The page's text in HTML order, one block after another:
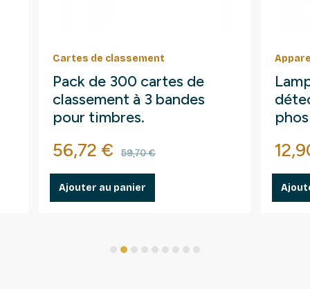
Cartes de classement
Pack de 300 cartes de
classement à 3 bandes
pour timbres.
Prix
56,72 € Prix de base
59,70 €
Ajouter au panier
Prix